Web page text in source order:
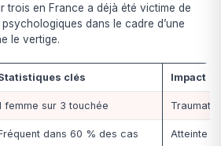
trois en France a déjà été victime de
dans le cadre d’une
le vertige.
clés Impact
femme sur 3 touchée
dans 60 % des cas Atteinte à